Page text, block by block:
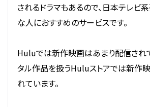
されるドラマもあるので、日本テレビ
な人におすすめのサービスです。
Huluでは新作映画はあまり配信され
タル作品を扱うHuluストアでは新作
れています。